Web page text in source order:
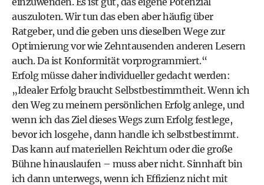
auszuloten. Wir tun das eben aber häufig über
Ratgeber, und die geben uns dieselben Wege zur
Optimierung vor wie Zehntausenden anderen Lesern
auch. Da ist Konformität vorprogrammiert.“
Erfolg müsse daher individueller gedacht werden:
„Idealer Erfolg braucht Selbstbestimmtheit. Wenn ich
den Weg zu meinem persönlichen Erfolg anlege, und
wenn ich das Ziel dieses Wegs zum Erfolg festlege,
bevor ich losgehe, dann handle ich selbstbestimmt.
Das kann auf materiellen Reichtum oder die große
Bühne hinauslaufen – muss aber nicht. Sinnhaft bin
ich dann unterwegs, wenn ich Effizienz nicht mit